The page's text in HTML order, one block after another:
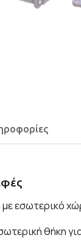
με εσωτερικό
θήκη